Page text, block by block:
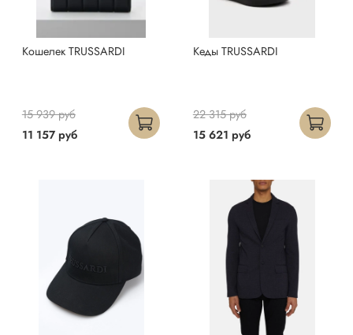
Кошелек TRUSSARDI
11 157 руб
15 939 руб
Кеды TRUSSARDI
15 621 руб
22 315 руб